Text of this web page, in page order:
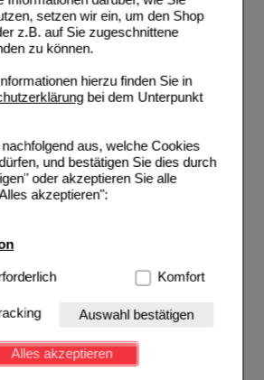
setzen wir ein, um den Shop
z.B. auf Sie zugeschnittene
zu können.
hierzu finden Sie in
bei dem Unterpunkt
aus, welche Cookies
und bestätigen Sie dies durch
oder akzeptieren Sie alle
akzeptieren":
Hierbei handelt es sich um
sind (z.B. Navigation, Warenkorb,
auf diese nicht verzichtet
Komfort
Auswahl bestätigen
Alles akzeptieren